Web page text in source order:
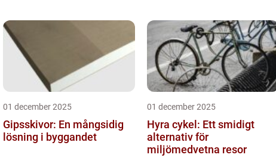
01 december 2025
Gipsskivor: En mångsidig
lösning i byggandet
01 december 2025
Hyra cykel: Ett smidigt
alternativ för
miljömedvetna resor